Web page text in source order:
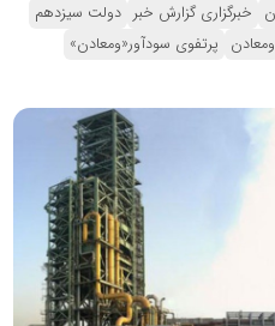
خبرگزاری گزارش خبر دولت سیزدهم
ومعادن پرتفوی سودآور«ومعادن»